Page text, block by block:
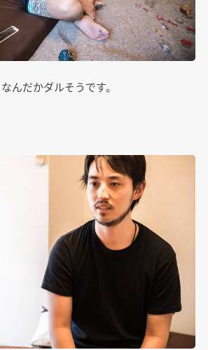
んだかダルそうです。